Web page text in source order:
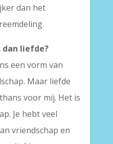
dan het
dan liefde?
een vorm van
Maar liefde
voor mij. Het is
Je hebt veel
vriendschap en